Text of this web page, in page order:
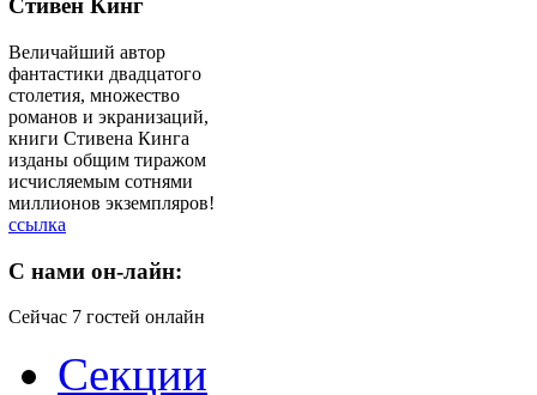
Стивен Кинг
Величайший автор
фантастики двадцатого
столетия, множество
романов и экранизаций,
книги Стивена Кинга
изданы общим тиражом
исчисляемым сотнями
миллионов экземпляров!
ссылка
C нами он-лайн:
Сейчас 7 гостей онлайн
Секции